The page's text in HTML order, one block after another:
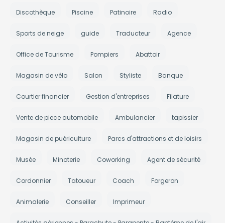
Discothèque Piscine Patinoire Radio
Sports de neige guide Traducteur Agence
Office de Tourisme Pompiers Abattoir
Magasin de vélo Salon Styliste Banque
Courtier financier Gestion d'entreprises Filature
Vente de piece automobile Ambulancier tapissier
Magasin de puériculture Parcs d'attractions et de loisirs
Musée Minoterie Coworking Agent de sécurité
Cordonnier Tatoueur Coach Forgeron
Animalerie Conseiller Imprimeur